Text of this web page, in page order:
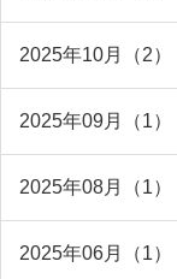
2025年10月（2）
2025年09月（1）
2025年08月（1）
2025年06月（1）